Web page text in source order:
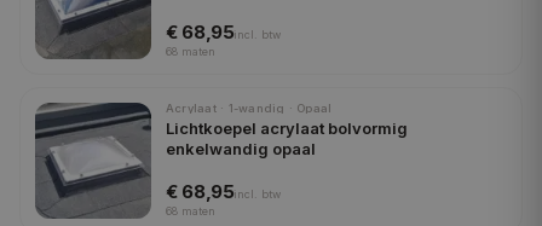
€ 68,95incl.
btw
68 maten
Acrylaat · 1-wandig · Opaal
Lichtkoepel acrylaat bolvormig
enkelwandig opaal
€ 68,95incl.
btw
68 maten